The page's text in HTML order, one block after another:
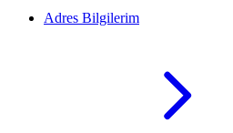
Adres Bilgilerim